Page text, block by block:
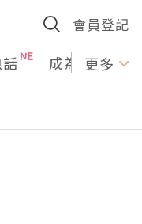
會員登記
成為U更多